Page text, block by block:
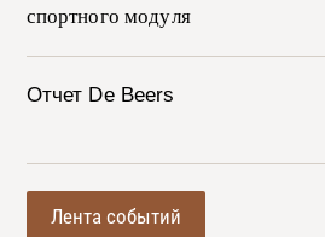
с­пор­т­но­го мо­ду­ля
Отчет De Beers
Лента событий